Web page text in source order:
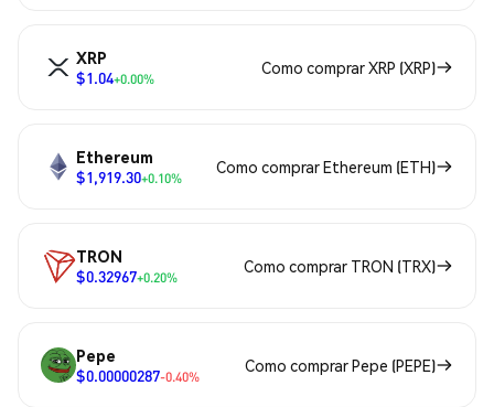
XRP
$1.04+0.00%
Como comprar XRP (XRP)
Ethereum
$1,919.30+0.10%
Como comprar Ethereum (ETH)
TRON
$0.32967+0.20%
Como comprar TRON (TRX)
Pepe
$0.00000287-0.40%
Como comprar Pepe (PEPE)